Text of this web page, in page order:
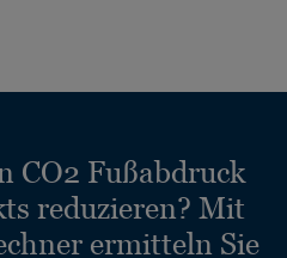
CO2 Fußabdruck
reduzieren? Mit
ermitteln Sie